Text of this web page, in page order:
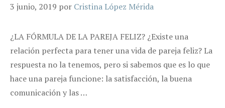
3 junio, 2019 por Cristina López Mérida
¿LA FÓRMULA DE LA PAREJA FELIZ? ¿Existe una
relación perfecta para tener una vida de pareja feliz? La
respuesta no la tenemos, pero si sabemos que es lo que
hace una pareja funcione: la satisfacción, la buena
comunicación y las …